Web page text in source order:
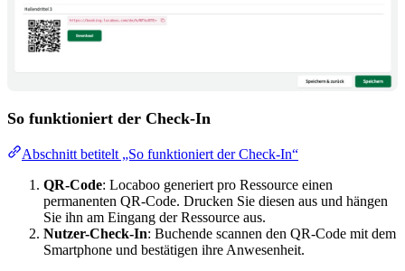
So funktioniert der Check-In
Abschnitt betitelt „So funktioniert der Check-In“
QR-Code: Locaboo generiert pro Ressource einen
permanenten QR-Code. Drucken Sie diesen aus und hängen
Sie ihn am Eingang der Ressource aus.
Nutzer-Check-In: Buchende scannen den QR-Code mit dem
Smartphone und bestätigen ihre Anwesenheit.